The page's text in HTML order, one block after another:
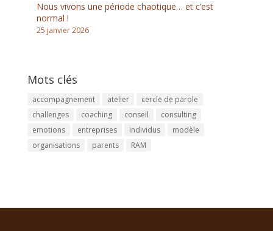
Nous vivons une période chaotique… et c’est
normal !
25 janvier 2026
Mots clés
accompagnement atelier
cercle de parole
challenges
coaching conseil
consulting
emotions
entreprises individus
modèle
organisations
parents RAM